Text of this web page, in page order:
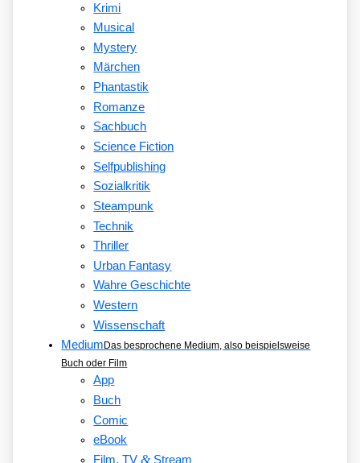
Krimi
Musical
Mystery
Märchen
Phantastik
Romanze
Sachbuch
Science Fiction
Selfpublishing
Sozialkritik
Steampunk
Technik
Thriller
Urban Fantasy
Wahre Geschichte
Western
Wissenschaft
Medium Das besprochene Medium, also beispielsweise
Buch oder Film
App
Buch
Comic
eBook
Film, TV&Stream